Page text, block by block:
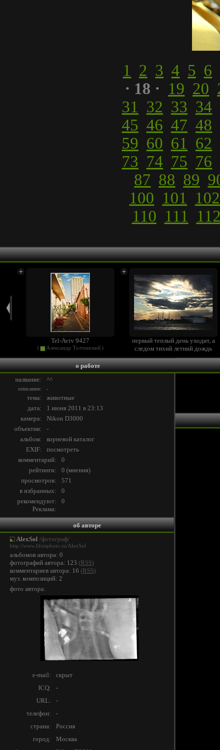
1 2 3 4 5 6
· 18 ·
19 20
31
32 33 34
45 46 47 48
59 60 61
62
73 74 75 76
87 88 89
100 101
102
110 111
Tel-Aviv 9427
( Александр Толчинский )
первый теплый день уходит, а
следом тихий летний дождь
о работе
название:
^^
описание: -
тема:
животные
дата:
1 июня 2011 в 23:13
камера:
Nikon D3000
объектив:
-
альбом:
корневой каталог
EXIF:
посмотреть
комментарий:
0
рейтинги:
0 (мнения)
просмотров:
571
в избранных:
0
рекомендуют:
0
Реклама:
об авторе
AlexSol /фотограф/
http://www.lifeisphoto.ru/AlexSol
альбомов автора: 0
фотографий автора: 123 (RSS)
комментариев автора: 16 (RSS)
муз. композиций: 2
фото автора:
e-mail:
скрыт
ICQ:
-
URL:
-
телефон:
-
страна:
Россия
город:
Москва